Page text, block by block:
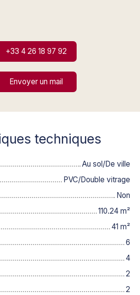
+33 4 26 18 97 92
Envoyer un mail
techniques
Au sol/De ville
PVC/Double vitrage
Non
110.24 m²
41 m²
6
4
2
2